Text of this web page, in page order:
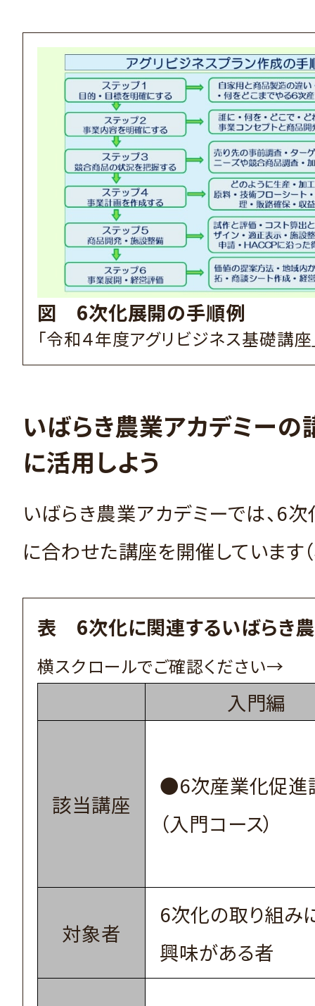
図 6次化展開の手順例
「令和４年度アグリビジネス基礎講座
いばらき農業アカデミー
に活用しよう
いばらき農業アカデミーでは、6
に合わせた講座を開催しています（
表 6次化に関連するいばらき
入門編
該当講座
●6次産業化促進
（入門コース）
対象者
6次化の取り組み
興味がある者